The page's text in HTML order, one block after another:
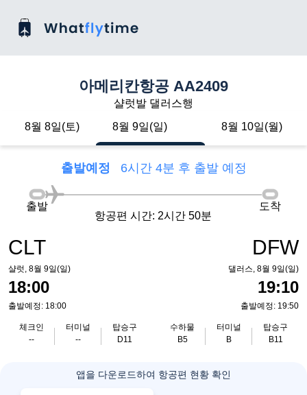
아메리칸항공 AA2409
샬럿발 댈러스행
8월 8일(토)
8월 9일(일) 8월 10일(월)
출발예정 6시간 4분 후 출발 예정
CLT
샬럿, 8월 9일(일)
18:00
출발예정: 18:00
체크인
--
터미널
--
탑승구
D11
출발
항공편 시간: 2시간 50분
도착
DFW
댈러스, 8월 9일(일)
19:10
출발예정: 19:50
수하물
B5
터미널
B
탑승구
B11
앱을 다운로드하여 항공편 현황 확인